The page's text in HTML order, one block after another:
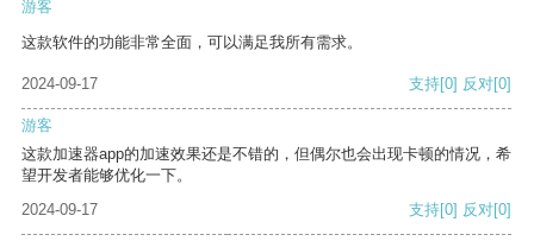
游客
这款软件的功能非常全面，可以满足我所有需求。
2024-09-17 支持[0] 反对[0]
游客
这款加速器app的加速效果还是不错的，但偶尔也会出现卡顿的情况，希
望开发者能够优化一下。
2024-09-17
支持[0] 反对[0]